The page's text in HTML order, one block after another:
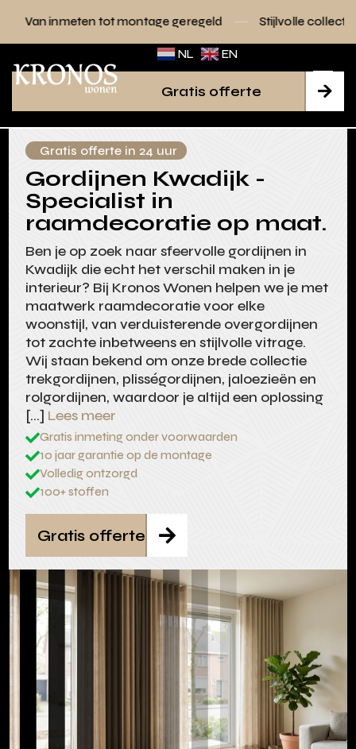
tot montage geregeld Stijlvolle collecties voor elk
NL EN

Gratis offerte
Gratis offerte in 24 uur
Gordijnen Kwadijk -
Specialist in
raamdecoratie op maat.
Ben je op zoek naar sfeervolle gordijnen in
Kwadijk die echt het verschil maken in je
interieur? Bij Kronos Wonen helpen we je met
maatwerk raamdecoratie voor elke
woonstijl, van verduisterende overgordijnen
tot zachte inbetweens en stijlvolle vitrage.
Wij staan bekend om onze brede collectie
trekgordijnen, plisségordijnen, jaloezieën en
rolgordijnen, waardoor je altijd een oplossing
[…] Lees meer
Gratis inmeting onder voorwaarden
10 jaar garantie op de montage
Volledig ontzorgd
100+ stoffen

Gratis offerte